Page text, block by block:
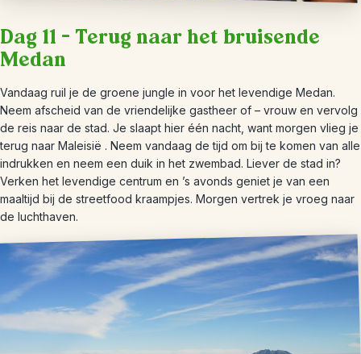
Dag 11 – Terug naar het bruisende
Medan
Vandaag ruil je de groene jungle in voor het levendige Medan.
Neem afscheid van de vriendelijke gastheer of – vrouw en vervolg
de reis naar de stad. Je slaapt hier één nacht, want morgen vlieg je
terug naar Maleisië . Neem vandaag de tijd om bij te komen van alle
indrukken en neem een duik in het zwembad. Liever de stad in?
Verken het levendige centrum en ’s avonds geniet je van een
maaltijd bij de streetfood kraampjes. Morgen vertrek je vroeg naar
de luchthaven.